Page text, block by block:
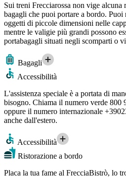
Sui treni Frecciarossa non vige alcuna
bagagli che puoi portare a bordo. Puoi
oggetti di piccole dimensioni nelle
mentre le valigie più grandi possono
portabagagli situati negli scomparti o
Bagagli
Accessibilità
L'assistenza speciale è a portata di
bisogno. Chiama il numero verde 800
oppure il numero internazionale
anche dall'estero.
Accessibilità
Ristorazione a bordo
Placa la tua fame al FrecciaBistrò, lo